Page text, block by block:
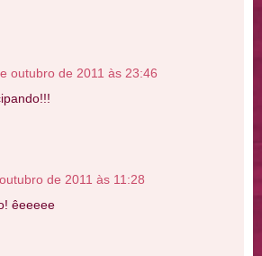
outubro de 2011 às 23:46
de 2011 às 11:28
êeeeee